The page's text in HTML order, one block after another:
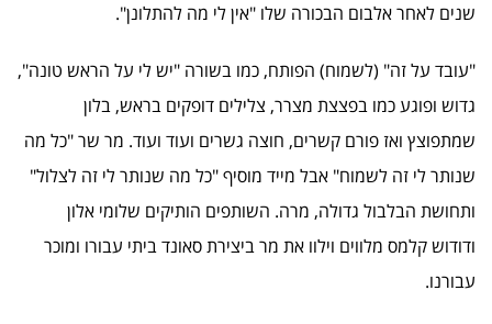
שנים לאחר אלבום הבכורה שלו "אין לי מה להתלונן".
"עובד על זה" (לשמוח) הפותח, כמו בשורה "יש לי על הראש טונה",
גדוש ופוגע כמו בפצצת מצרר, צלילים דופקים בראש, בלון
שמתפוצץ ואז פורם קשרים, חוצה גשרים ועוד ועוד. מר שר "כל מה
שנותר לי זה לשמוח" אבל מייד מוסיף "כל מה שנותר לי זה לצלול"
ותחושת הבלבול גדולה, מרה. השותפים הותיקים שלומי אלון
ודודוש קלמס מלווים וילוו את מר ביצירת סאונד ביתי עבורו ומוכר
עבורנו.